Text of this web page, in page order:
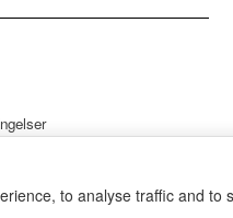
to analyse traffic and to